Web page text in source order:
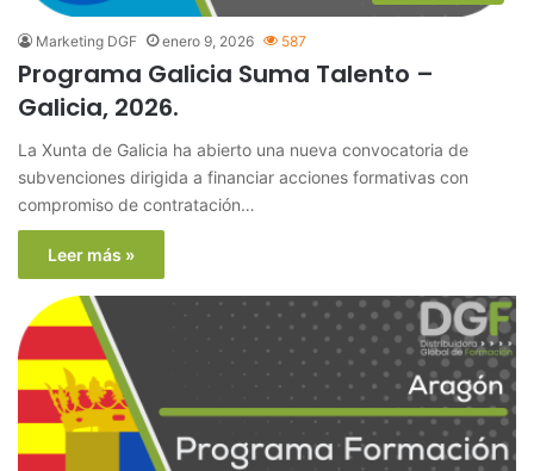
Marketing DGF enero 9, 2026 587
Programa Galicia Suma Talento –
Galicia, 2026.
La Xunta de Galicia ha abierto una nueva convocatoria de
subvenciones dirigida a financiar acciones formativas con
compromiso de contratación…
Leer más »